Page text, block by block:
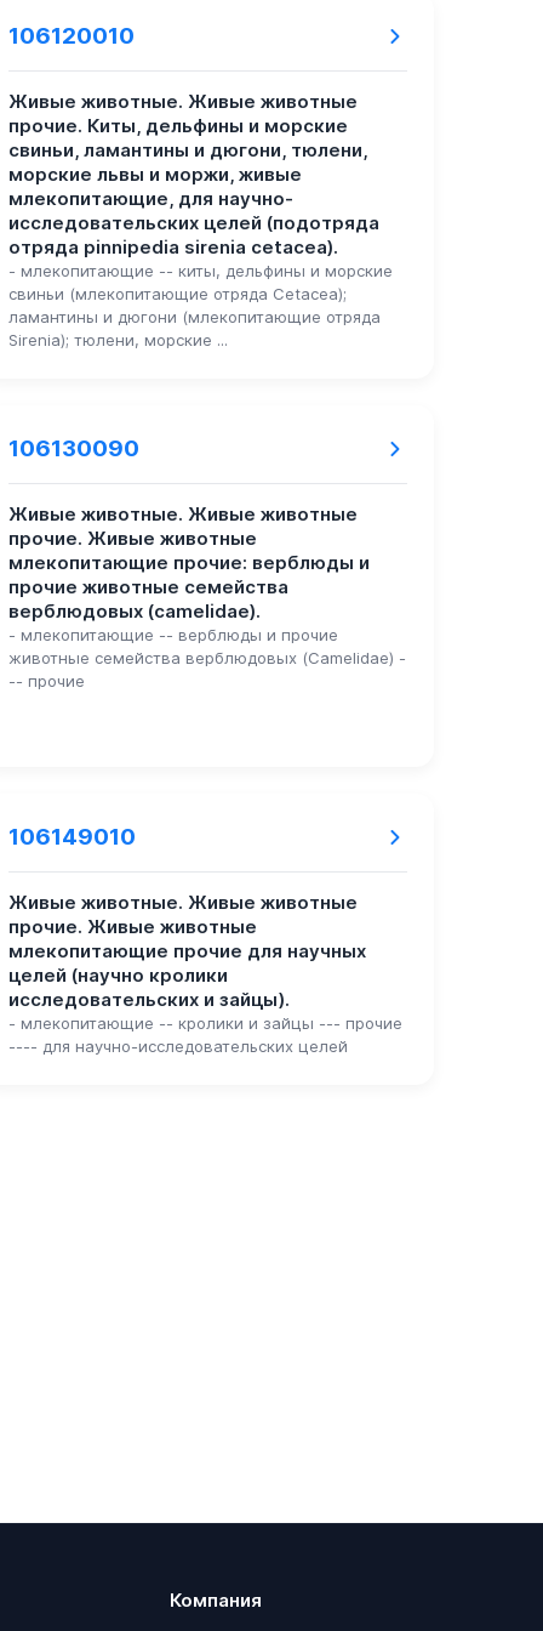
106120010
Живые животные. Живые животные
прочие. Киты, дельфины и морские
свиньи, ламантины и дюгони, тюлени,
морские львы и моржи, живые
млекопитающие, для научно-
исследовательских целей (подотряда
отряда pinnipedia sirenia cetacea).
- млекопитающие -- киты, дельфины и морские
свиньи (млекопитающие отряда Cetacea);
ламантины и дюгони (млекопитающие отряда
Sirenia); тюлени, морские ...
106130090
Живые животные. Живые животные
прочие. Живые животные
млекопитающие прочие: верблюды и
прочие животные семейства
верблюдовых (camelidae).
- млекопитающие -- верблюды и прочие
животные семейства верблюдовых (Camelidae) -
-- прочие
106149010
Живые животные. Живые животные
прочие. Живые животные
млекопитающие прочие для научных
целей (научно кролики
исследовательских и зайцы).
- млекопитающие -- кролики и зайцы --- прочие
---- для научно-исследовательских целей
Компания